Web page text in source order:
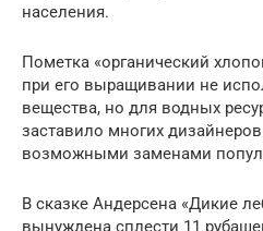
населения.
Пометка «органический
при его выращивании не
вещества, но для водных
заставило многих
возможными заменами
В сказке Андерсена «Дикие
вынуждена сплести 11